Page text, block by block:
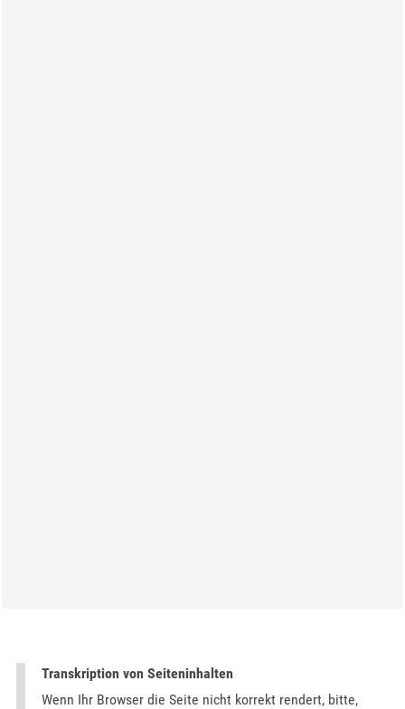
Transkription von Seiteninhalten
Wenn Ihr Browser die Seite nicht korrekt rendert, bitte,